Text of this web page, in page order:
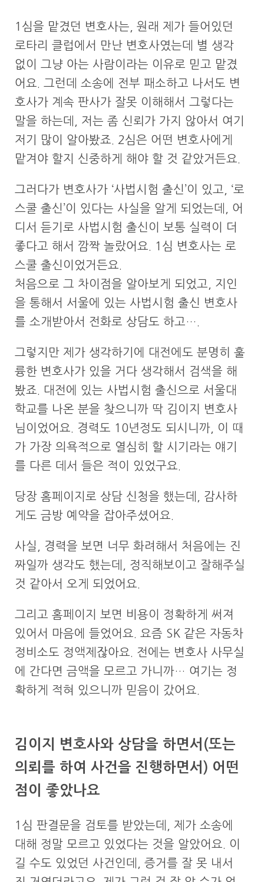
1심을 맡겼던 변호사는, 원래 제가 들어있던
로타리 클럽에서 만난 변호사였는데 별 생각
없이 그냥 아는 사람이라는 이유로 믿고 맡겼
어요. 그런데 소송에 전부 패소하고 나서도 변
호사가 계속 판사가 잘못 이해해서 그렇다는
말을 하는데, 저는 좀 신뢰가 가지 않아서 여기
저기 많이 알아봤죠. 2심은 어떤 변호사에게
맡겨야 할지 신중하게 해야 할 것 같았거든요.
그러다가 변호사가 ‘사법시험 출신’이 있고, ‘로
스쿨 출신’이 있다는 사실을 알게 되었는데, 어
디서 듣기로 사법시험 출신이 보통 실력이 더
좋다고 해서 깜짝 놀랐어요. 1심 변호사는 로
스쿨 출신이었거든요.
처음으로 그 차이점을 알아보게 되었고, 지인
을 통해서 서울에 있는 사법시험 출신 변호사
를 소개받아서 전화로 상담도 하고….
그렇지만 제가 생각하기에 대전에도 분명히 훌
륭한 변호사가 있을 거다 생각해서 검색을 해
봤죠. 대전에 있는 사법시험 출신으로 서울대
학교를 나온 분을 찾으니까 딱 김이지 변호사
님이었어요. 경력도 10년정도 되시니까, 이 때
가 가장 의욕적으로 열심히 할 시기라는 얘기
를 다른 데서 들은 적이 있었구요.
당장 홈페이지로 상담 신청을 했는데, 감사하
게도 금방 예약을 잡아주셨어요.
사실, 경력을 보면 너무 화려해서 처음에는 진
짜일까 생각도 했는데, 정직해보이고 잘해주실
것 같아서 오게 되었어요.
그리고 홈페이지 보면 비용이 정확하게 써져
있어서 마음에 들었어요. 요즘 SK 같은 자동차
정비소도 정액제잖아요. 전에는 변호사 사무실
에 간다면 금액을 모르고 가니까… 여기는 정
확하게 적혀 있으니까 믿음이 갔어요.
김이지 변호사와 상담을 하면서(또는
의뢰를 하여 사건을 진행하면서) 어떤
점이 좋았나요
1심 판결문을 검토를 받았는데, 제가 소송에
대해 정말 모르고 있었다는 것을 알았어요. 이
길 수도 있었던 사건인데, 증거를 잘 못 내서